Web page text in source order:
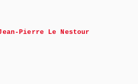
Pierre Le Nestour